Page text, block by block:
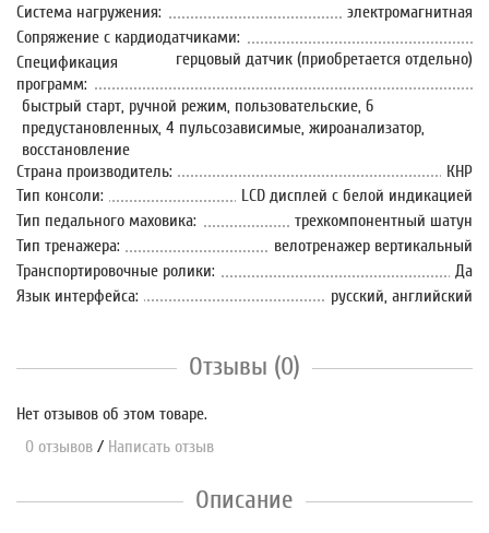
Система нагружения:
электромагнитная
Сопряжение с кардиодатчиками:
герцовый датчик (приобретается отдельно)
Спецификация
программ:
быстрый старт, ручной режим, пользовательские, 6
предустановленных, 4 пульсозависимые, жироанализатор,
восстановление
Страна производитель:
КНР
Тип консоли:
LCD дисплей с белой индикацией
Тип педального маховика:
трехкомпонентный шатун
Тип тренажера:
велотренажер вертикальный
Транспортировочные ролики:
Да
Язык интерфейса:
русский, английский
Отзывы (0)
Нет отзывов об этом товаре.
0 отзывов / Написать отзыв
Описание